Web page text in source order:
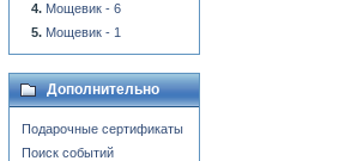
Мощевик - 6
Мощевик - 1
Дополнительно
Подарочные сертификаты
Поиск событий